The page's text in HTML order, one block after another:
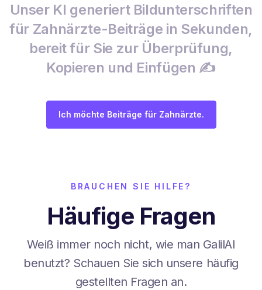
Unser KI generiert Bildunterschriften
für Zahnärzte-Beiträge in Sekunden,
bereit für Sie zur Überprüfung,
Kopieren und Einfügen ✍️
Ich möchte Beiträge für Zahnärzte.
BRAUCHEN SIE HILFE?
Häufige Fragen
Weiß immer noch nicht, wie man GalilAI
benutzt? Schauen Sie sich unsere häufig
gestellten Fragen an.